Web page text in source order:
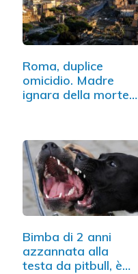
Roma, duplice
omicidio. Madre
ignara della morte…
Bimba di 2 anni
azzannata alla
testa da pitbull, è